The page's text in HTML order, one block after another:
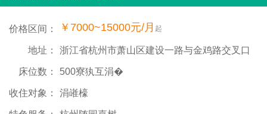
价格区间： ￥7000~15000元/月 起
地址： 浙江省杭州市萧山区建设一路与金鸡路交叉口
床位数： 500寮犱互涓�
收住对象： 涓嶉檺